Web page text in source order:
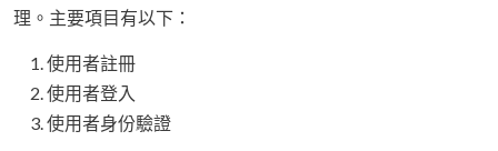
理。主要項目有以下：
使用者註冊
使用者登入
使用者身份驗證